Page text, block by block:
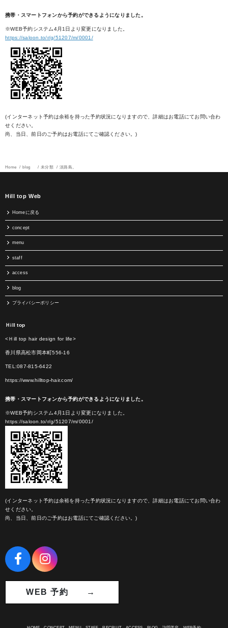
携帯・スマートフォンから予約ができるようになりました。
※WEB予約システム4月1日より変更になりました。
https://saloon.to/r/g/51207/m/0001/
(インターネット予約は余裕を持った予約状況になりますので、詳細はお電話にてお問い合わ
せください。
尚、当日、前日のご予約はお電話にてご確認ください。)
Home blog 未分類 淡路島。
Hill top Web
Homeに戻る
concept
menu
staff
access
blog
プライバシーポリシー
Ｈill top
<Ｈill top hair design for life>
香川県高松市岡本町556-16
TEL:087-815-6422
https://www.hilltop-hair.com/
携帯・スマートフォンから予約ができるようになりました。
※WEB予約システム4月1日より変更になりました。
https://saloon.to/r/g/51207/m/0001/
(インターネット予約は余裕を持った予約状況になりますので、詳細はお電話にてお問い合わ
せください。
尚、当日、前日のご予約はお電話にてご確認ください。)
WEB 予約 →